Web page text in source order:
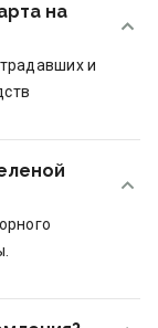
на
и